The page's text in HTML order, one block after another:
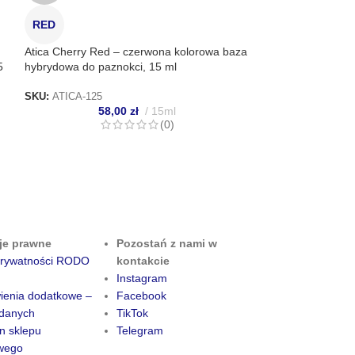
RED
Atica Cherry Red – czerwona kolorowa baza
hybrydowa do paznokci, 15 ml
SKU: ATICA-125
58,00zł
15ml
(0)
prawne
RODO
dodatkowe –
sklepu
Pozostań z nami w
kontakcie
Instagram
Facebook
TikTok
Telegram